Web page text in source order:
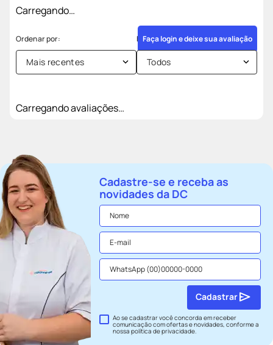
Carregando…
Faça login e deixe sua avaliação
Mais recentes Todos
Carregando avaliações…
Cadastre-se e receba as
novidades da DC
Ao se cadastrar você concorda em receber
comunicação com ofertas e novidades, conforme a
nossapolítica de privacidade.
Cadastrar